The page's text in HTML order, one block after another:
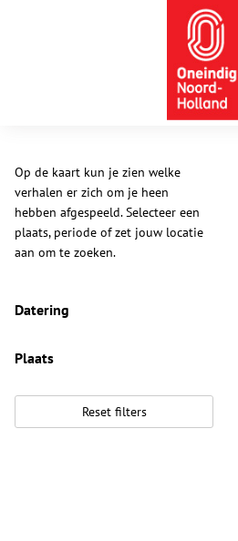
Op de kaart kun je zien welke
verhalen er zich om je heen
hebben afgespeeld. Selecteer een
plaats, periode of zet jouw locatie
aan om te zoeken.
Datering
Plaats
Reset filters